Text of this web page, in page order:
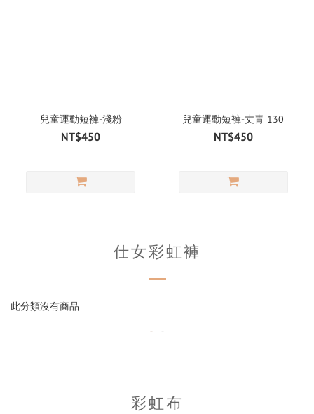
兒童運動短褲-淺粉
NT$450
兒童運動短褲-丈青 130
NT$450
仕女彩虹褲
此分類沒有商品
彩虹布